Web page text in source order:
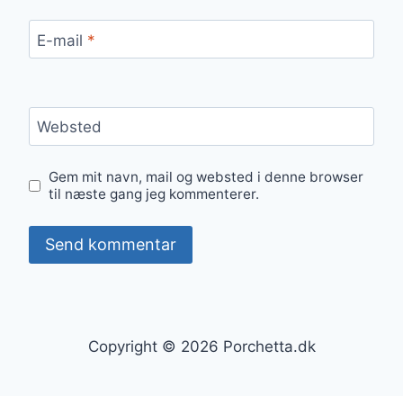
E-mail *
Websted
Gem mit navn, mail og websted i denne browser
til næste gang jeg kommenterer.
Copyright © 2026 Porchetta.dk